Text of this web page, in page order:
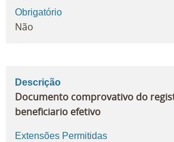
Obrigatório
Não
Descrição
Documento comprovativo do
beneficiario efetivo
Extensões Permitidas